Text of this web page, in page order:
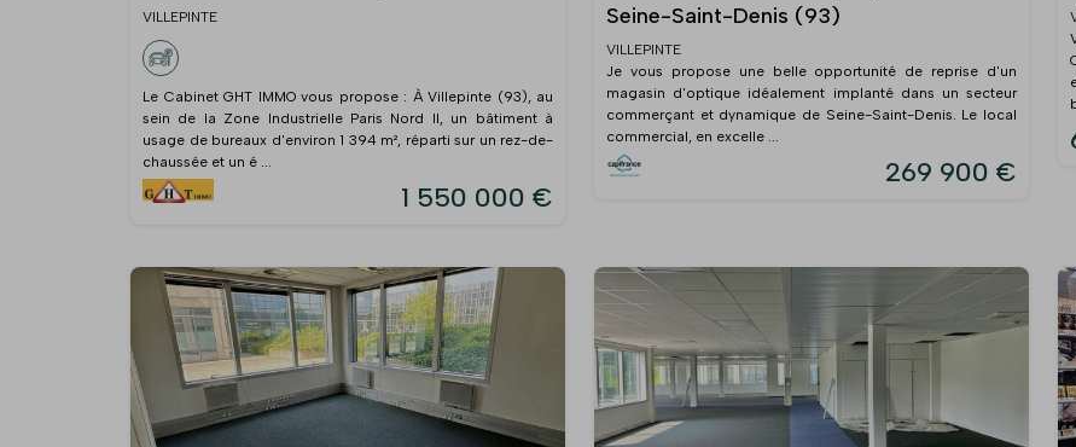
VILLEPINTE
Le Cabinet GHT IMMO vous propose : À Villepinte (93), au
sein de la Zone Industrielle Paris Nord II, un bâtiment à
usage de bureaux d'environ 1 394 m², réparti sur un rez-de-
chaussée et un é ...
1 550 000 €
Seine-Saint-Denis (93)
VILLEPINTE
Je vous propose une belle opportunité de reprise d'un
magasin d'optique idéalement implanté dans un secteur
commerçant et dynamique de Seine-Saint-Denis. Le local
commercial, en excelle ...
269 900 €